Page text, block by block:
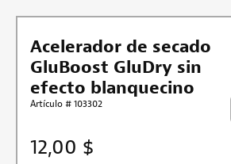
Acelerador de secado
GluBoost GluDry sin
efecto blanquecino
Artículo # 103302
12,00 $